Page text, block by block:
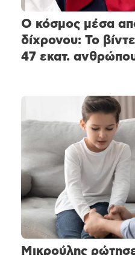
Ο κόσμος μέσα
δίχρονου: Το
47 εκατ.
Μικρούλης